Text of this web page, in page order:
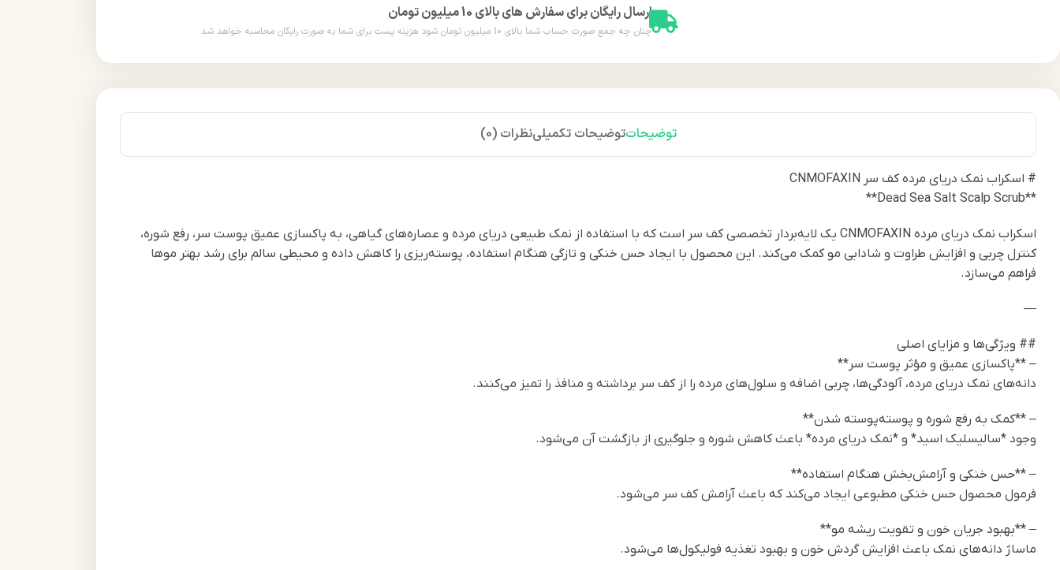
ارسال رایگان برای سفارش های بالای 10 میلیون تومان
چنان چه جمع صورت حساب شما بالای 10 میلیون تومان شود هزینه پست برای شما به صورت رایگان محاسبه خواهد شد.
توضیحاتتوضیحات تکمیلینظرات (0)
# اسکراب نمک دریای مرده کف سر CNMOFAXIN
**Dead Sea Salt Scalp Scrub**
اسکراب نمک دریای مرده CNMOFAXIN یک لایه‌بردار تخصصی کف سر است که با استفاده از نمک طبیعی دریای مرده و عصاره‌های گیاهی، به پاکسازی عمیق پوست سر، رفع شوره،
کنترل چربی و افزایش طراوت و شادابی مو کمک می‌کند. این محصول با ایجاد حس خنکی و تازگی هنگام استفاده، پوسته‌ریزی را کاهش داده و محیطی سالم برای رشد بهتر موها
فراهم می‌سازد.
—
## ویژگی‌ها و مزایای اصلی
– **پاکسازی عمیق و مؤثر پوست سر**
دانه‌های نمک دریای مرده، آلودگی‌ها، چربی اضافه و سلول‌های مرده را از کف سر برداشته و منافذ را تمیز می‌کنند.
– **کمک به رفع شوره و پوسته‌پوسته شدن**
وجود *سالیسلیک اسید* و *نمک دریای مرده* باعث کاهش شوره و جلوگیری از بازگشت آن می‌شود.
– **حس خنکی و آرامش‌بخش هنگام استفاده**
فرمول محصول حس خنکی مطبوعی ایجاد می‌کند که باعث آرامش کف سر می‌شود.
– **بهبود جریان خون و تقویت ریشه مو**
ماساژ دانه‌های نمک باعث افزایش گردش خون و بهبود تغذیه فولیکول‌ها می‌شود.